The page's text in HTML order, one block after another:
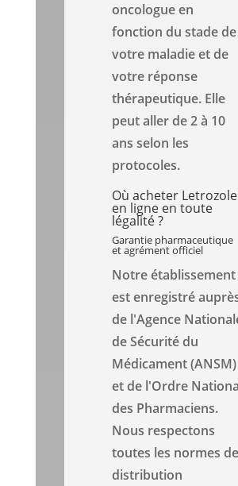
oncologue en
fonction du stade de
votre maladie et de
votre réponse
thérapeutique. Elle
peut aller de 2 à 10
ans selon les
protocoles.
Où acheter Letrozole
en ligne en toute
légalité ?
Garantie pharmaceutique
et agrément officiel
Notre établissement
est enregistré
de l'Agence
de Sécurité du
Médicament (ANSM)
et de l'Ordre
des Pharmaciens.
Nous respectons
toutes les normes de
distribution